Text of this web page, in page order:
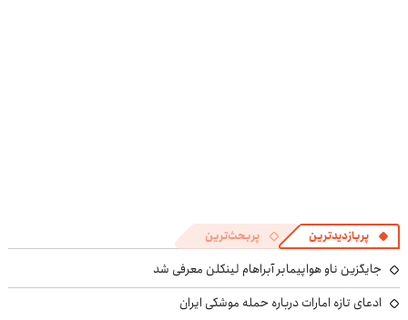
پربازدیدترین پربحث‌ترین
جایگزین ناو هواپیمابر آبراهام لینکلن معرفی شد
ادعای تازه امارات درباره حمله موشکی ایران